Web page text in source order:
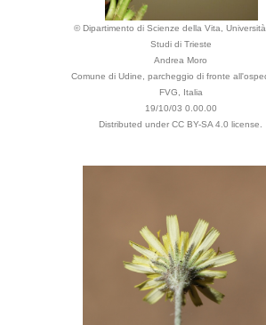
© Dipartimento di Scienze della Vita,
Studi di Trieste
Andrea Moro
Comune di Udine, parcheggio di fronte
FVG, Italia
19/10/03 0.00.00
Distributed under CC BY-SA 4.0 license.